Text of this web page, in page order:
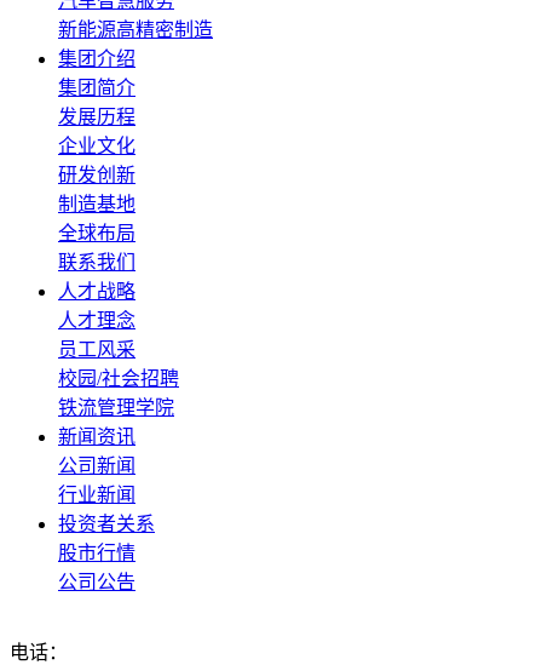
新能源高精密制造
集团介绍
集团简介
发展历程
企业文化
研发创新
制造基地
全球布局
联系我们
人才战略
人才理念
员工风采
校园/社会招聘
铁流管理学院
新闻资讯
公司新闻
行业新闻
投资者关系
股市行情
公司公告
电话：